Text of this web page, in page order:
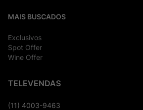
MAIS BUSCADOS
Exclusivos
Spot Offer
Wine Offer
TELEVENDAS
(11) 4003-9463